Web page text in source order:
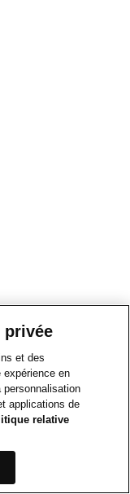
privée
et des
expérience en
applications de
relative